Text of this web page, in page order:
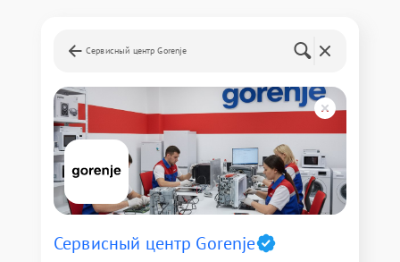
Сервисный центр Gorenje
Сервисный центр Gorenje